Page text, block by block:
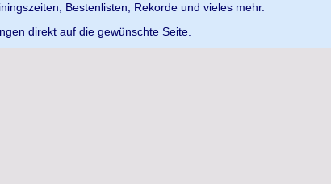
Bestenlisten, Rekorde und vieles mehr.
direkt auf die gewünschte Seite.